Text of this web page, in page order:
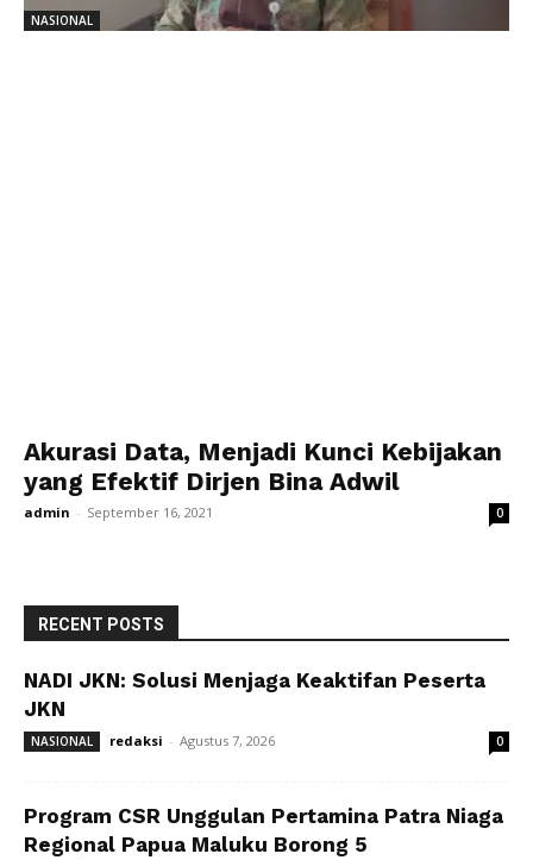
NASIONAL
Akurasi Data, Menjadi Kunci Kebijakan
yang Efektif Dirjen Bina Adwil
admin - September 16, 2021 0
RECENT POSTS
NADI JKN: Solusi Menjaga Keaktifan Peserta
JKN
NASIONAL redaksi - Agustus 7, 2026 0
Program CSR Unggulan Pertamina Patra Niaga
Regional Papua Maluku Borong 5